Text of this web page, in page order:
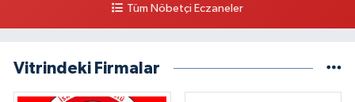
Tüm Nöbetçi Eczaneler
Vitrindeki Firmalar